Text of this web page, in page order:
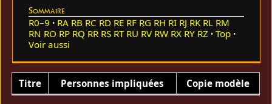
Sommaire
R0–9 RA RB RC RD RE RF RG RH RI RJ RK RL RM
RN RO RP RQ RR RS RT RU RV RW RX RY RZ
Top
Voir aussi
Titre Personnes impliquées Copie modèle